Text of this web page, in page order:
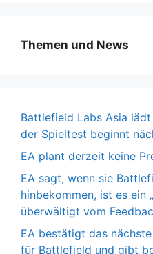
Themen und News
Battlefield Labs Asia
der Spieltest beginnt
EA plant derzeit keine
EA sagt, wenn sie
hinbekommen, ist es ein
überwältigt vom
EA bestätigt das
für Battlefield und gibt